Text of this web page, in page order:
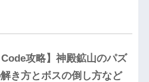
Code攻略】神殿鉱山のパズ
き方とボスの倒し方など